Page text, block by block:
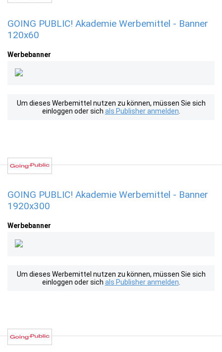
GOING PUBLIC! Akademie Werbemittel - Banner
120x60
Werbebanner
Um dieses Werbemittel nutzen zu können, müssen Sie sich
einloggen oder sich als Publisher anmelden
GOING PUBLIC! Akademie Werbemittel - Banner
1920x300
Werbebanner
Um dieses Werbemittel nutzen zu können, müssen Sie sich
einloggen oder sich als Publisher anmelden